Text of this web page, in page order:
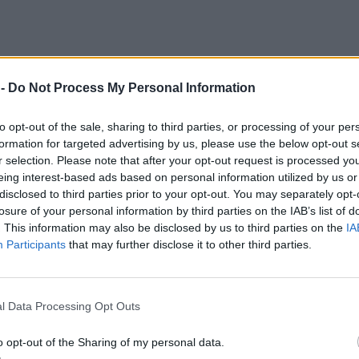
Do Not Process My Personal Information
opt-out of the sale, sharing to third parties, or processing of your
for targeted advertising by us, please use the below opt-out
selection. Please note that after your opt-out request is processed
interest-based ads based on personal information utilized by us
to third parties prior to your opt-out. You may separately
of your personal information by third parties on the IAB’s list of
This information may also be disclosed by us to third parties on the
Participants that may further disclose it to other third parties.
Data Processing Opt Outs
opt-out of the Sharing of my personal data.
Olga Tokarczuk przyznała podczas konferencji Impact CEE, że
częściowo wyrwane z kontekstu, prawdopodobnie zostaną z nami
swoje książki pisze sama. Mimo to zdanie o „kochanej” maszynie
narzędziem. Można by wzruszyć ramionami i stwierdzić,
niewinny flirt, ponieważ literatura już od dawna jest przestrzenią,